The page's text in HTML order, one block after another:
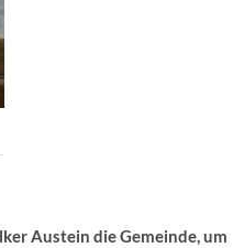
Austein die Gemeinde, um